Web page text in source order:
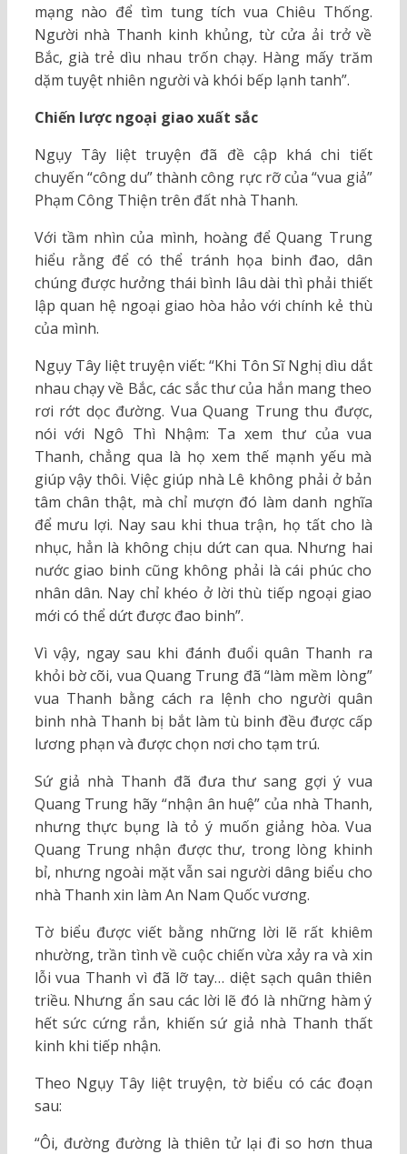
mạng nào để tìm tung tích vua Chiêu Thống.
Người nhà Thanh kinh khủng, từ cửa ải trở về
Bắc, già trẻ dìu nhau trốn chạy. Hàng mấy trăm
dặm tuyệt nhiên người và khói bếp lạnh tanh”.
Chiến lược ngoại giao xuất sắc
Ngụy Tây liệt truyện đã đề cập khá chi tiết
chuyến “công du” thành công rực rỡ của “vua giả”
Phạm Công Thiện trên đất nhà Thanh.
Với tầm nhìn của mình, hoàng để Quang Trung
hiểu rằng để có thể tránh họa binh đao, dân
chúng được hưởng thái bình lâu dài thì phải thiết
lập quan hệ ngoại giao hòa hảo với chính kẻ thù
của mình.
Ngụy Tây liệt truyện viết: “Khi Tôn Sĩ Nghị dìu dắt
nhau chạy về Bắc, các sắc thư của hắn mang theo
rơi rớt dọc đường. Vua Quang Trung thu được,
nói với Ngô Thì Nhậm: Ta xem thư của vua
Thanh, chẳng qua là họ xem thế mạnh yếu mà
giúp vậy thôi. Việc giúp nhà Lê không phải ở bản
tâm chân thật, mà chỉ mượn đó làm danh nghĩa
để mưu lợi. Nay sau khi thua trận, họ tất cho là
nhục, hẳn là không chịu dứt can qua. Nhưng hai
nước giao binh cũng không phải là cái phúc cho
nhân dân. Nay chỉ khéo ở lời thù tiếp ngoại giao
mới có thể dứt được đao binh”.
Vì vậy, ngay sau khi đánh đuổi quân Thanh ra
khỏi bờ cõi, vua Quang Trung đã “làm mềm lòng”
vua Thanh bằng cách ra lệnh cho người quân
binh nhà Thanh bị bắt làm tù binh đều được cấp
lương phạn và được chọn nơi cho tạm trú.
Sứ giả nhà Thanh đã đưa thư sang gợi ý vua
Quang Trung hãy “nhận ân huệ” của nhà Thanh,
nhưng thực bụng là tỏ ý muốn giảng hòa. Vua
Quang Trung nhận được thư, trong lòng khinh
bỉ, nhưng ngoài mặt vẫn sai người dâng biểu cho
nhà Thanh xin làm An Nam Quốc vương.
Tờ biểu được viết bằng những lời lẽ rất khiêm
nhường, trần tình về cuộc chiến vừa xảy ra và xin
lỗi vua Thanh vì đã lỡ tay… diệt sạch quân thiên
triều. Nhưng ẩn sau các lời lẽ đó là những hàm ý
hết sức cứng rắn, khiến sứ giả nhà Thanh thất
kinh khi tiếp nhận.
Theo Ngụy Tây liệt truyện, tờ biểu có các đoạn
sau:
“Ôi, đường đường là thiên tử lại đi so hơn thua